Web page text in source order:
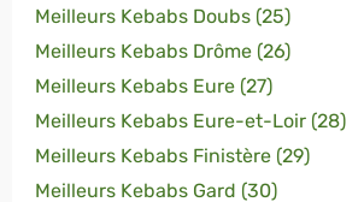
Meilleurs Kebabs Doubs (25)
Meilleurs Kebabs Drôme (26)
Meilleurs Kebabs Eure (27)
Meilleurs Kebabs Eure-et-Loir (28)
Meilleurs Kebabs Finistère (29)
Meilleurs Kebabs Gard (30)